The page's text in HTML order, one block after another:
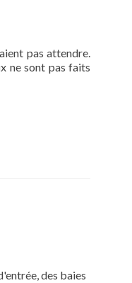
pas attendre.
ne sont pas faits
des baies